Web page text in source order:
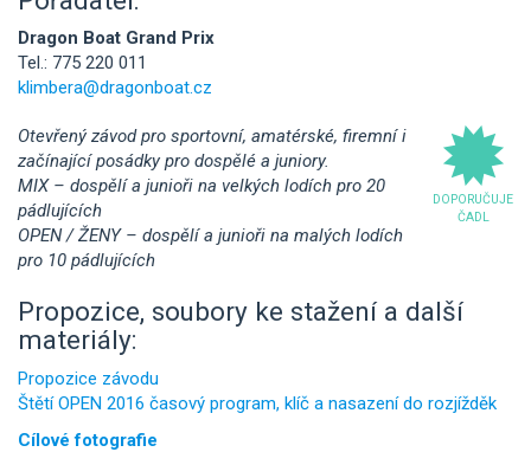
Dragon Boat Grand Prix
Tel.: 775 220 011
klimbera@dragonboat.cz
DOPORUČUJE
ČADL
Otevřený závod pro sportovní, amatérské, firemní i
začínající posádky pro dospělé a juniory.
MIX – dospělí a junioři na velkých lodích pro 20
pádlujících
OPEN / ŽENY – dospělí a junioři na malých lodích
pro 10 pádlujících
Propozice, soubory ke stažení a další
materiály:
Propozice závodu
Štětí OPEN 2016 časový program, klíč a nasazení do rozjížděk
Cílové fotografie